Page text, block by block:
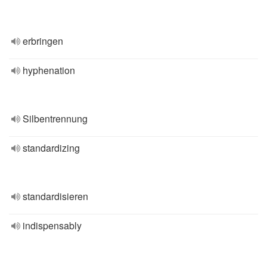
erbringen
hyphenation
Silbentrennung
standardizing
standardisieren
indispensably